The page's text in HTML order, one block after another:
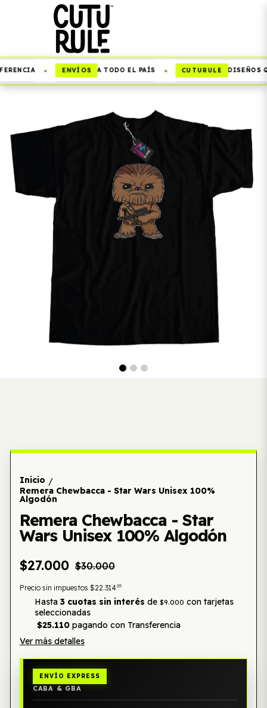
ENVÍOS A TODO EL PAÍS CUTURULE DISEÑOS
Inicio /
Remera Chewbacca - Star Wars Unisex 100%
Algodón
Remera Chewbacca - Star
Wars Unisex 100% Algodón
$27.000 $30.000
Precio sin impuestos $22.31405
Hasta 3 cuotas sin interés de $9.000 con tarjetas
seleccionadas
$25.110pagando con Transferencia
Ver más detalles
ENVÍO EXPRESS
CABA & GBA